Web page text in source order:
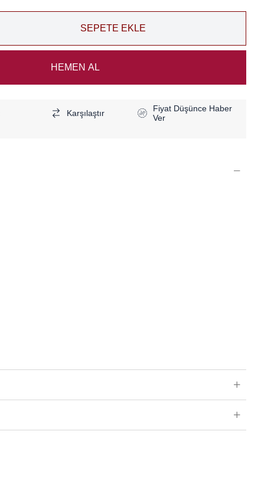
Karşılaştır
Fiyat Düşünce Haber
Ver